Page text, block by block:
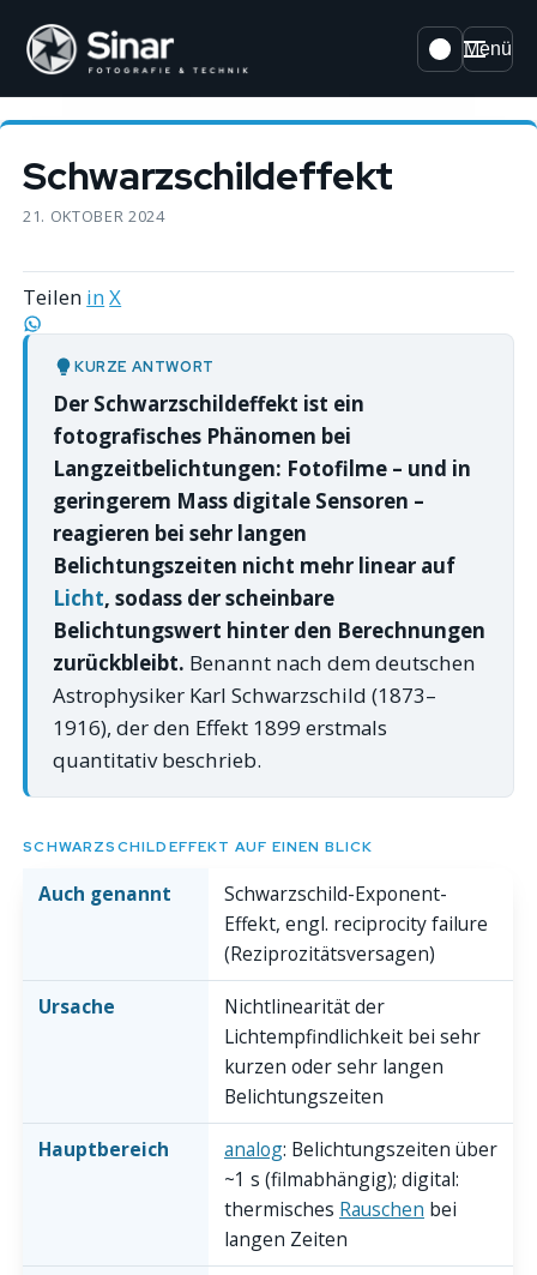
Menü
Schwarzschildeffekt
21. OKTOBER 2024
Teilen inX
KURZE ANTWORT
Der Schwarzschildeffekt ist ein
fotografisches Phänomen bei
Langzeitbelichtungen: Fotofilme – und in
geringerem Mass digitale Sensoren –
reagieren bei sehr langen
Belichtungszeiten nicht mehr linear auf
Licht, sodass der scheinbare
Belichtungswert hinter den Berechnungen
zurückbleibt. Benannt nach dem deutschen
Astrophysiker Karl Schwarzschild (1873–
1916), der den Effekt 1899 erstmals
quantitativ beschrieb.
SCHWARZSCHILDEFFEKT AUF EINEN BLICK
Auch genannt
Schwarzschild-Exponent-
Effekt, engl. reciprocity failure
(Reziprozitätsversagen)
Ursache
Nichtlinearität der
Lichtempfindlichkeit bei sehr
kurzen oder sehr langen
Belichtungszeiten
Hauptbereich
analog: Belichtungszeiten über
~1 s (filmabhängig); digital:
thermisches Rauschen bei
langen Zeiten